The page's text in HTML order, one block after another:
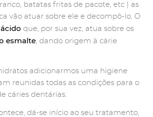
batatas fritas de pacote, etc ) as
vão atuar sobre ele e decompô-lo. O
que, por sua vez, atua sobre os
esmalte , dando origem à cárie
adicionarmos uma higiene
reunidas todas as condições para o
cáries dentárias.
dá-se início ao seu tratamento,